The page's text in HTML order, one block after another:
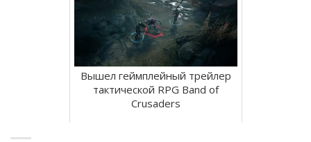
Вышел геймплейный трейлер
тактической RPG Band of
Crusaders